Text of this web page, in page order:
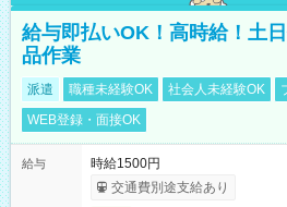
給与即払いOK！高時給！土
品作業
派遣 職種未経験OK 社会人未経験OK
WEB登録・面接OK
給与
時給1500円
交通費別途支給あり